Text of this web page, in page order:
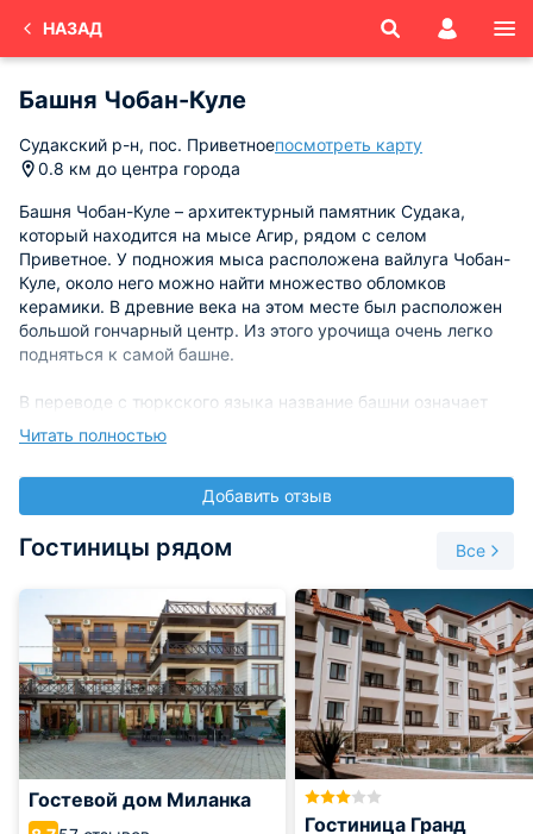
НАЗАД
Башня Чобан-Куле
Судакский р-н, пос. Приветноепосмотреть карту
0.8 км до центра города
Башня Чобан-Куле – архитектурный памятник Судака,
который находится на мысе Агир, рядом с селом
Приветное. У подножия мыса расположена вайлуга Чобан-
Куле, около него можно найти множество обломков
керамики. В древние века на этом месте был расположен
большой гончарный центр. Из этого урочища очень легко
подняться к самой башне.
В переводе с тюркского языка название башни означает
«пастушья башня». Эта башня является частью большого
замка генуэзских феодалов братьев Гуаско. В XIV веке
замок был развален турками и от него осталась башня и
полуразваленная стена от крепости. Она округлой формы,
высота башни - приблизительно девять метров, стены
сооружены из мощных камней, их толщина доходит до
увидеть камин, бассейн для воды и бойницы.
В середине башни в стене находится углубленная ниша,
через которую наружу выходит отверстие. Вход в башню
разбит, располагается он с западной стороны. С восточной
части башни сохранились руины защитных стен. По
некоторым источниками известно, что рядом с Чобан -
Куле также находился храм. Об этом свидетельствовуют
контуры массивных развалин у подножия мыса.
Читать полностью
Добавить отзыв
Гостиницы рядом Все
Гостевой дом Миланка
Гостиница Гранд